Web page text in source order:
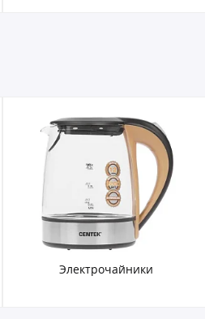
Электрочайники